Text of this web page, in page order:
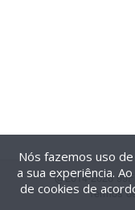
@2014-2026
Termos
Nós fazemos uso
a sua experiência.
de cookies de